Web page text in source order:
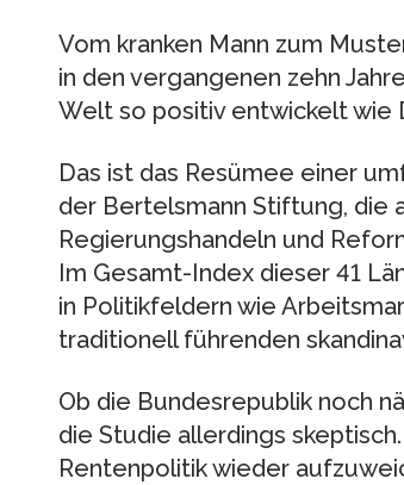
Vom kranken Mann zum
in den vergangenen zehn
Welt so positiv entwickelt wie
Das ist das Resümee einer
der Bertelsmann Stiftung, die
Regierungshandeln und
Im Gesamt-Index dieser 41
in Politikfeldern wie
traditionell führenden
Ob die Bundesrepublik noch
die Studie allerdings
Rentenpolitik wieder